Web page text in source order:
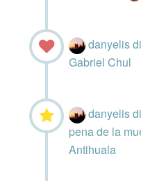
danyelis
Gabriel Chul
danyelis
pena de la
Antihuala